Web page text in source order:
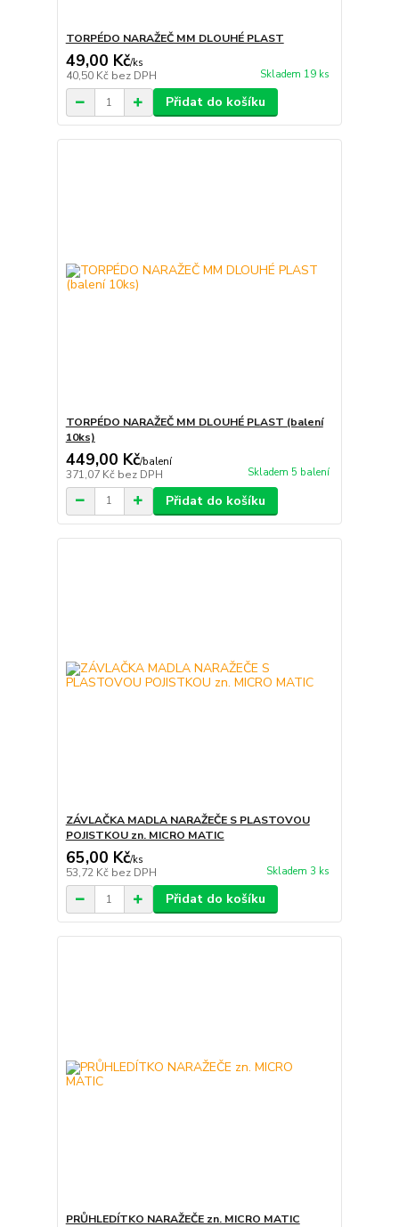
TORPÉDO NARAŽEČ MM DLOUHÉ PLAST
49,00 Kč/ks
40,50 Kč bez DPH Skladem 19 ks
Přidat do košíku
TORPÉDO NARAŽEČ MM DLOUHÉ PLAST (balení
10ks)
449,00 Kč/balení
371,07 Kč bez DPH Skladem 5 balení
Přidat do košíku
ZÁVLAČKA MADLA NARAŽEČE S PLASTOVOU
POJISTKOU zn. MICRO MATIC
65,00 Kč/ks
53,72 Kč bez DPH Skladem 3 ks
Přidat do košíku
PRŮHLEDÍTKO NARAŽEČE zn. MICRO MATIC